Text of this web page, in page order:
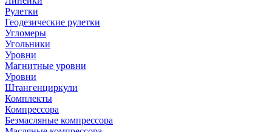
Рулетки
Геодезические рулетки
Угломеры
Угольники
Уровни
Магнитные уровни
Уровни
Штангенциркули
Комплекты
Компрессора
Безмасляные компрессора